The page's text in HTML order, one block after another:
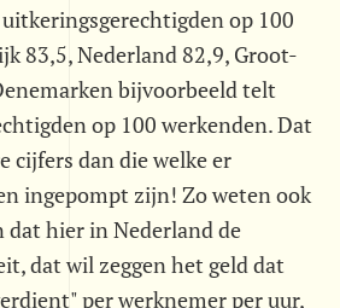
op 100
83,5, Nederland 82,9, Groot-
bijvoorbeeld telt
op 100 werkenden. Dat
cijfers dan die welke er
ingepompt zijn! Zo weten ook
dat hier in Nederland de
dat wil zeggen het geld dat
per werknemer per uur,